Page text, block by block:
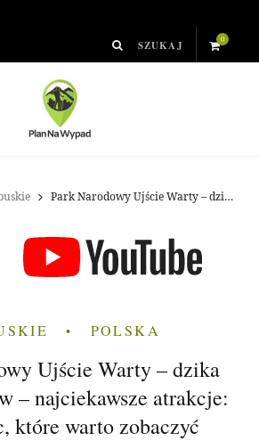
0
C
a
Park Narodowy Ujście Warty – dzika kraina ptaków – najciekawsze atrakcje: 10 miejsc, które warto zobaczyć
POLSKA
Ujście Warty – dzika
– najciekawsze atrakcje:
które warto zobaczyć